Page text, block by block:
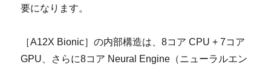
要になります。
［A12X Bionic］の内部構造は、8コア CPU + 7コア
GPU、さらに8コア Neural Engine（ニューラルエン